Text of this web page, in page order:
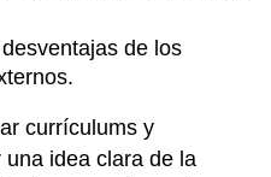
de los
currículums y
idea clara de la